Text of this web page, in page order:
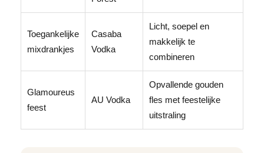
Toegankelijke
mixdrankjes
Casaba
Vodka
Licht, soepel en
makkelijk te
combineren
Glamoureus
feest
AU Vodka
Opvallende gouden
fles met feestelijke
uitstraling